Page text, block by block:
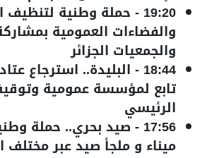
19:20
- حملة وطنية لتنظيف
والفضاءات العمومية
والجمعيات الجزائر
18:44
- البليدة.. استرجاع
تابع لمؤسسة عمومية
الرئيسي
17:56
-
ميناء و ملجأ صيد عبر مختلف